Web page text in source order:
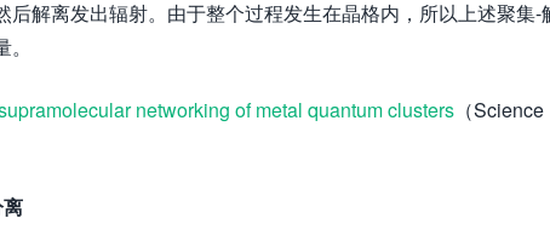
解离发出辐射。由于整个过程发生在晶格内，所以上述聚集-
networking of metal quantum clusters （